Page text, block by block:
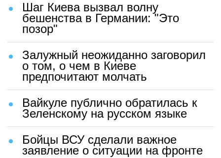
Шаг Киева вызвал волну
бешенства в Германии: "Это
позор"
Залужный неожиданно заговорил
о том, о чем в Киеве
предпочитают молчать
Вайкуле публично обратилась к
Зеленскому на русском языке
Бойцы ВСУ сделали важное
заявление о ситуации на фронте